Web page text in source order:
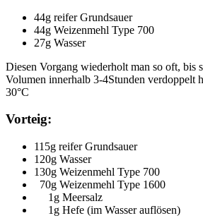
44g reifer Grundsauer
44g Weizenmehl Type 700
27g Wasser
Diesen Vorgang wiederholt man so oft, bis
Volumen innerhalb 3-4Stunden verdoppelt
30°C
Vorteig:
115g reifer Grundsauer
120g Wasser
130g Weizenmehl Type 700
70g Weizenmehl Type 1600
1g Meersalz
1g Hefe (im Wasser auflösen)